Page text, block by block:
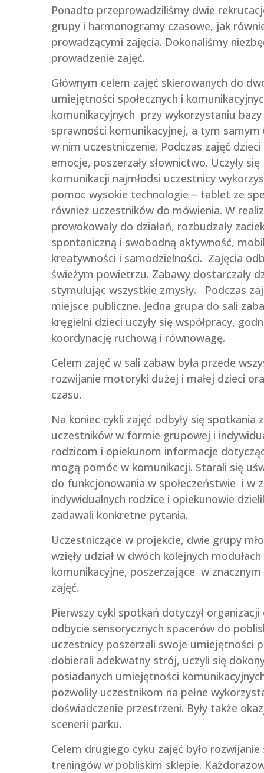
Ponadto przeprowadziliśmy dwie
grupy i harmonogramy czasowe, jak
prowadzącymi zajęcia. Dokonaliśmy
prowadzenie zajęć.
Głównym celem zajęć skierowanych do
umiejętności społecznych i
komunikacyjnych przy wykorzystaniu
sprawności komunikacyjnej, a tym
w nim uczestniczenie. Podczas zajęć
emocje, poszerzały słownictwo. Uczyły
komunikacji najmłodsi uczestnicy
pomoc wysokie technologie – tablet ze
również uczestników do mówienia. W
prowokowały do działań, rozbudzały
spontaniczną i swobodną aktywność,
kreatywności i samodzielności. Zajęcia
świeżym powietrzu. Zabawy dostarczały
stymulując wszystkie zmysły. Podczas
miejsce publiczne. Jedna grupa do sali
kręgielni dzieci uczyły się współpracy,
koordynację ruchową i równowagę.
Celem zajęć w sali zabaw była przede
rozwijanie motoryki dużej i małej dzieci
czasu.
Na koniec cykli zajęć odbyły się
uczestników w formie grupowej i
rodzicom i opiekunom informacje
mogą pomóc w komunikacji. Starali się
do funkcjonowania w społeczeństwie i
indywidualnych rodzice i opiekunowie
zadawali konkretne pytania.
Uczestniczące w projekcie, dwie grupy
wzięły udział w dwóch kolejnych
komunikacyjne, poszerzające w
zajęć.
Pierwszy cykl spotkań dotyczył
odbycie sensorycznych spacerów do
uczestnicy poszerzali swoje umiejętności
dobierali adekwatny strój, uczyli się
posiadanych umiejętności
pozwoliły uczestnikom na pełne
doświadczenie przestrzeni. Były także
scenerii parku.
Celem drugiego cyku zajęć było
treningów w pobliskim sklepie.